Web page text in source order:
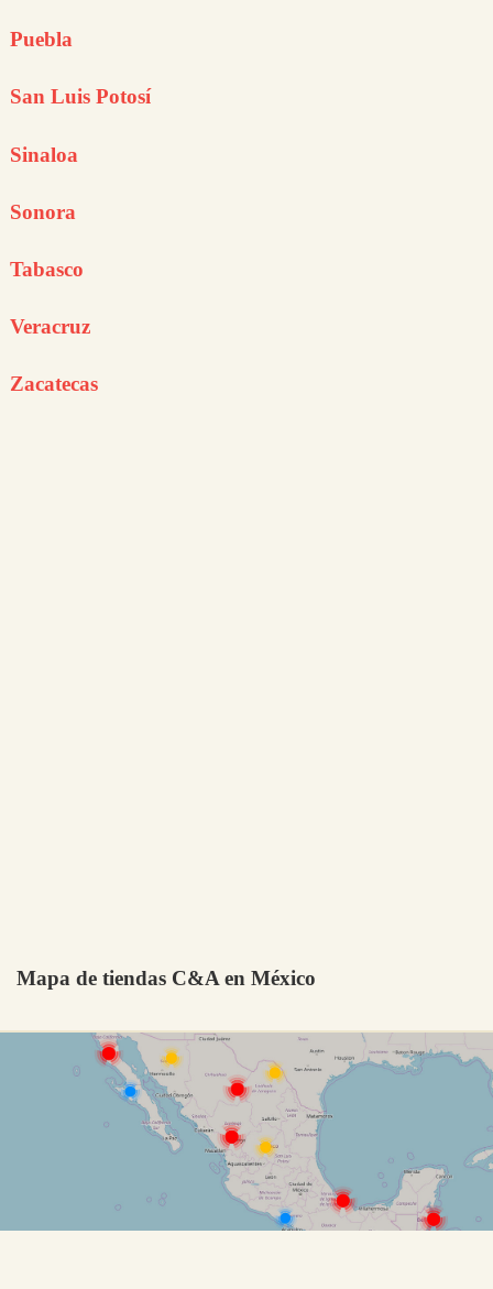
Puebla
San Luis Potosí
Sinaloa
Sonora
Tabasco
Veracruz
Zacatecas
Mapa de tiendas C&A en México